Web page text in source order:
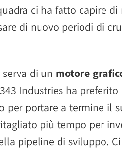
ci ha fatto capire di
di nuovo periodi di
di un motore
Industries ha preferito
per portare a termine il
più tempo per
pipeline di sviluppo.